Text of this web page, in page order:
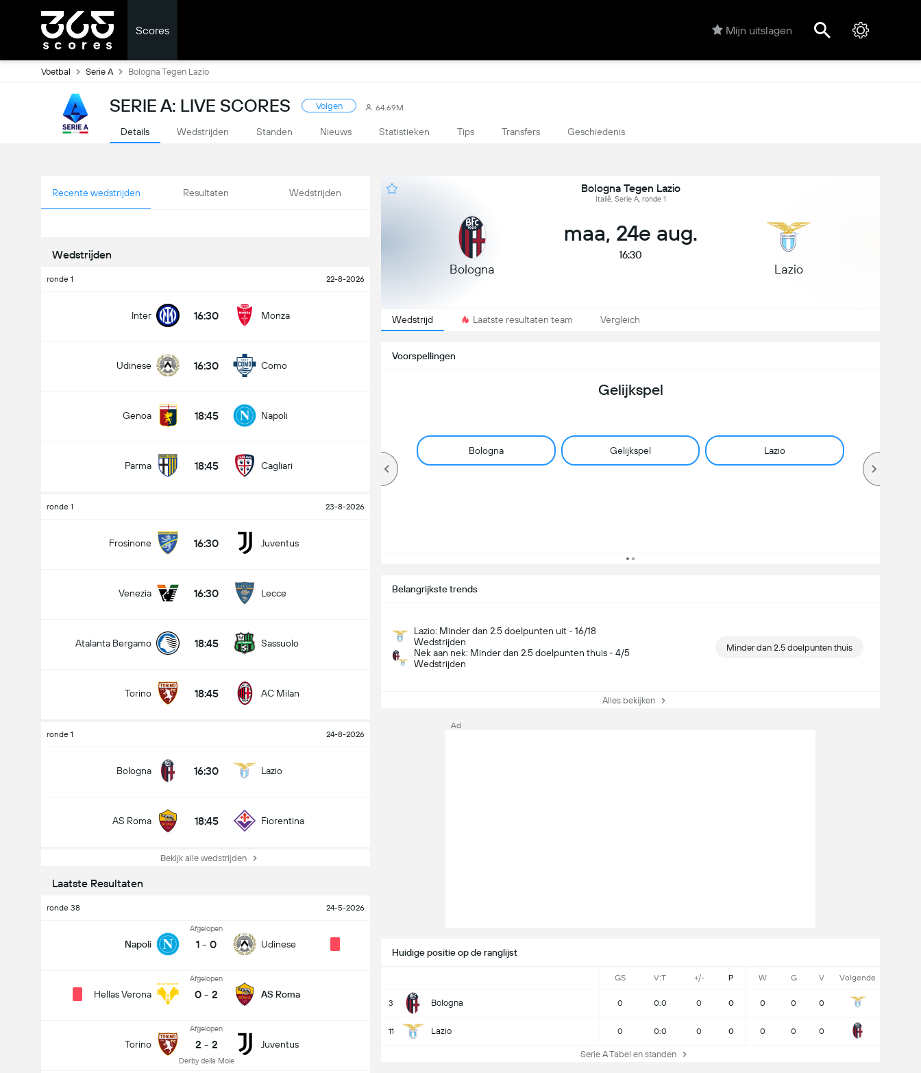
Scores Mijn uitslagen
Voetbal Serie A Bologna Tegen Lazio
SERIE A: LIVE SCORES Volgen 64.69M
Details Wedstrijden Standen Nieuws Statistieken Tips Transfers Geschiedenis
Recente wedstrijden Resultaten Wedstrijden
Wedstrijden
ronde 1 22-8-2026
Inter 16:30 Monza
Udinese 16:30 Como
Genoa 18:45 Napoli
Parma 18:45 Cagliari
ronde 1 23-8-2026
Frosinone 16:30 Juventus
Venezia 16:30 Lecce
Atalanta Bergamo 18:45 Sassuolo
Torino 18:45 AC Milan
ronde 1 24-8-2026
Bologna 16:30 Lazio
AS Roma 18:45 Fiorentina
Bekijk alle wedstrijden
Laatste Resultaten
ronde 38 24-5-2026
Napoli
Afgelopen
1 - 0 Udinese
Hellas Verona
Afgelopen
0 - 2 AS Roma
Torino
Afgelopen
2 - 2
Derby della Mole
Juventus
Bologna Tegen Lazio
Italië, Serie A, ronde 1
Bologna
maa, 24e aug.
16:30
Lazio
Wedstrijd Laatste resultaten team Vergleich
Voorspellingen
Gelijkspel
Bologna Gelijkspel Lazio
Belangrijkste trends
Lazio: Minder dan 2.5 doelpunten uit - 16/18
Wedstrijden
Nek aan nek: Minder dan 2.5 doelpunten thuis - 4/5
Wedstrijden
Minder dan 2.5 doelpunten thuis
Alles bekijken
Huidige positie op de ranglijst
GS V:T +/- P W G V Volgende
3 Bologna 0 0:0 0 0 0 0 0
11 Lazio 0 0:0 0 0 0 0 0
Serie A Tabel en standen
Ad